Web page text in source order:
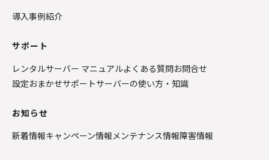
導入事例紹介
サポート
レンタルサーバー マニュアルよくある質問お問合せ
設定おまかせサポートサーバーの使い方・知識
お知らせ
新着情報キャンペーン情報 メンテナンス情報障害情報